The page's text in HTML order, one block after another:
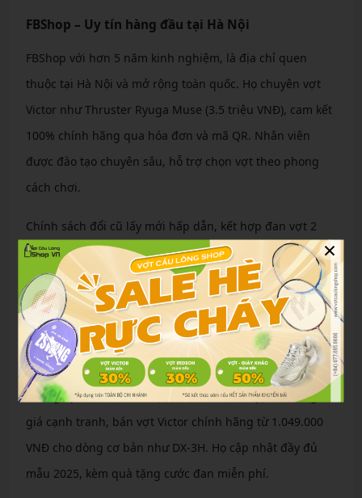
FBShop – Uy tín hàng đầu tại Hà Nội
FBShop với hơn 5 năm kinh nghiệm, là địa chỉ quen
thuộc tại Hà Nội và mở rộng toàn quốc. Họ chuyên vợt
Victor như Thruster Ryuga Muse (3.5 triệu VNĐ), cam kết
100% chính hãng qua hóa đơn và mã QR. Nhân viên
được đào tạo chuyên sâu, hỗ trợ chọn vợt theo phong
cách chơi.
Chính sách đổi cũ lấy mới hấp dẫn, kết hợp đan vợt 2
nút/4 nút với máy Yonex chuyên dụng. Khuyến mãi
thường xuyên như tặng balo Victor khi mua trên 3 triệu.
Với không gian hiện đại và giao hàng nhanh, FBShop
nhận được lời khen về dịch vụ tận tâm.
Lượng Sport – Giá tốt và dịch vụ chu đáo
Lượng Sport tại TP.HCM (Quận 10 và Gò Vấp) nổi tiếng với
giá cạnh tranh, bán vợt Victor chính hãng từ 1.049.000
VNĐ cho dòng cơ bản như DX-3H. Họ cập nhật đầy đủ
mẫu 2025, kèm quà tặng cước đan miễn phí.
×